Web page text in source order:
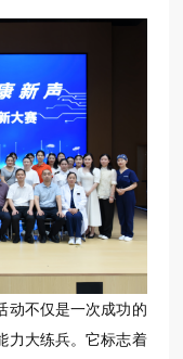
动不仅是一次成功的
力大练兵。它标志着